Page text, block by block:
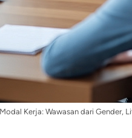
Kerja: Wawasan dari Gender,